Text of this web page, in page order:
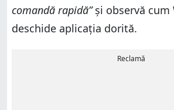
comandă rapidă”și observă cum
deschide aplicația dorită.
Reclamă